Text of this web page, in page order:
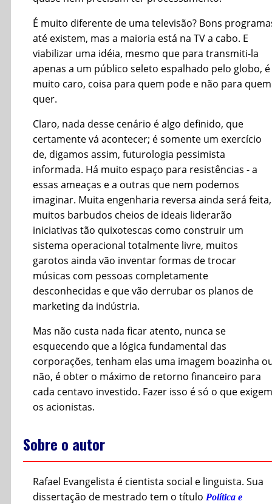
É muito diferente de uma televisão? Bons
até existem, mas a maioria está na TV a cabo. E
viabilizar uma idéia, mesmo que para transmiti-la
apenas a um público seleto espalhado pelo globo, é
muito caro, coisa para quem pode e não para quem
quer.
Claro, nada desse cenário é algo definido, que
certamente vá acontecer; é somente um exercício
de, digamos assim, futurologia pessimista
informada. Há muito espaço para resistências - a
essas ameaças e a outras que nem podemos
imaginar. Muita engenharia reversa ainda será feita,
muitos barbudos cheios de ideais liderarão
iniciativas tão quixotescas como construir um
sistema operacional totalmente livre, muitos
garotos ainda vão inventar formas de trocar
músicas com pessoas completamente
desconhecidas e que vão derrubar os planos de
marketing da indústria.
Mas não custa nada ficar atento, nunca se
esquecendo que a lógica fundamental das
corporações, tenham elas uma imagem boazinha
não, é obter o máximo de retorno financeiro para
cada centavo investido. Fazer isso é só o que exigem
os acionistas.
Sobre o autor
Rafael Evangelista é cientista social e linguista. Sua
dissertação de mestrado tem o título Política e